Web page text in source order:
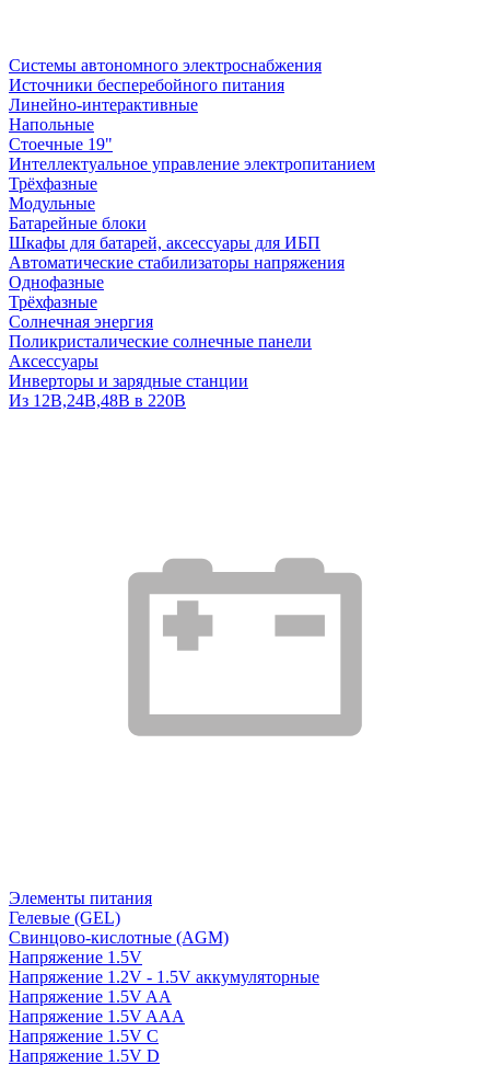
Системы автономного электроснабжения
Источники бесперебойного питания
Линейно-интерактивные
Напольные
Стоечные 19"
Интеллектуальное управление электропитанием
Трёхфазные
Модульные
Батарейные блоки
Шкафы для батарей, аксессуары для ИБП
Автоматические стабилизаторы напряжения
Однофазные
Трёхфазные
Солнечная энергия
Поликристалические солнечные панели
Аксессуары
Инверторы и зарядные станции
Из 12В,24В,48В в 220В
Элементы питания
Гелевые (GEL)
Свинцово-кислотные (AGM)
Напряжение 1.5V
Напряжение 1.2V - 1.5V аккумуляторные
Напряжение 1.5V AA
Напряжение 1.5V AAA
Напряжение 1.5V C
Напряжение 1.5V D